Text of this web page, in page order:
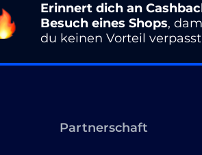
Erinnert dich an
Besuch eines Shops,
du keinen Vorteil
Partnerschaft